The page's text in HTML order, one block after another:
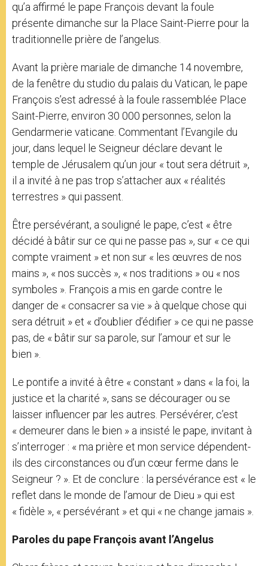
qu’a affirmé le pape François devant la foule
présente dimanche sur la Place Saint-Pierre pour la
traditionnelle prière de l’angelus.
Avant la prière mariale de dimanche 14 novembre,
de la fenêtre du studio du palais du Vatican, le pape
François s’est adressé à la foule rassemblée Place
Saint-Pierre, environ 30 000 personnes, selon la
Gendarmerie vaticane. Commentant l’Evangile du
jour, dans lequel le Seigneur déclare devant le
temple de Jérusalem qu’un jour « tout sera détruit »,
il a invité à ne pas trop s’attacher aux « réalités
terrestres » qui passent.
Être persévérant, a souligné le pape, c’est « être
décidé à bâtir sur ce qui ne passe pas », sur « ce qui
compte vraiment » et non sur « les œuvres de nos
mains », « nos succès », « nos traditions » ou « nos
symboles ». François a mis en garde contre le
danger de « consacrer sa vie » à quelque chose qui
sera détruit » et « d’oublier d’édifier » ce qui ne passe
pas, de « bâtir sur sa parole, sur l’amour et sur le
bien ».
Le pontife a invité à être « constant » dans « la foi, la
justice et la charité », sans se décourager ou se
laisser influencer par les autres. Persévérer, c’est
« demeurer dans le bien » a insisté le pape, invitant à
s’interroger : « ma prière et mon service dépendent-
ils des circonstances ou d’un cœur ferme dans le
Seigneur ? ». Et de conclure : la persévérance est « le
reflet dans le monde de l’amour de Dieu » qui est
« fidèle », « persévérant » et qui « ne change jamais ».
Paroles du pape François avant l’Angelus